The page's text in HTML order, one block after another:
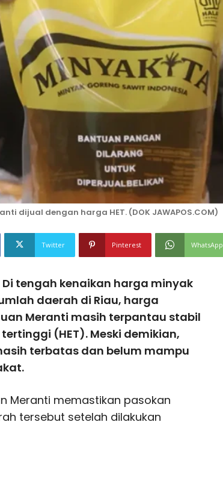
dijual dengan harga HET. (DOK JAWAPOS.COM)
Twitter Pinterest WhatsApp
– Di tengah kenaikan harga minyak
daerah di Riau, harga
Meranti masih terpantau stabil
(HET). Meski demikian,
terbatas dan belum mampu
Meranti memastikan pasokan
tersebut setelah dilakukan